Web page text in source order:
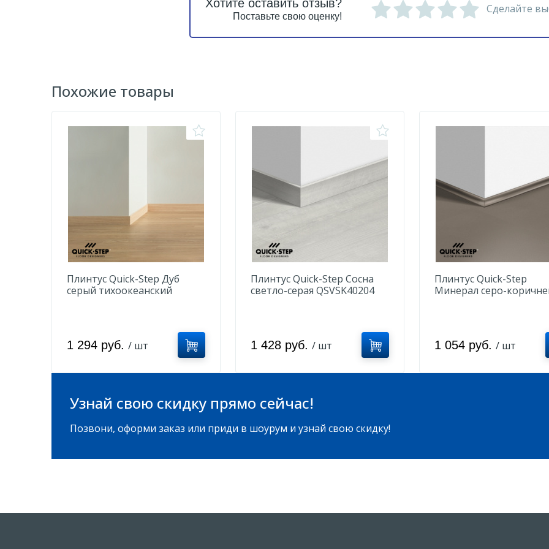
Хотите оставить отзыв?
Поставьте свою оценку!
Сделайте
Похожие товары
Плинтус Quick-Step Дуб
серый тихоокеанский
1 294 руб. / шт
Плинтус Quick-Step Сосна
светло-серая QSVSK40204
1 428 руб. / шт
Плинтус Quick-Step
Минерал серо-
1 054 руб. / шт
Узнай свою скидку прямо сейчас!
Позвони, оформи заказ или приди в шоурум и узнай свою скидку!